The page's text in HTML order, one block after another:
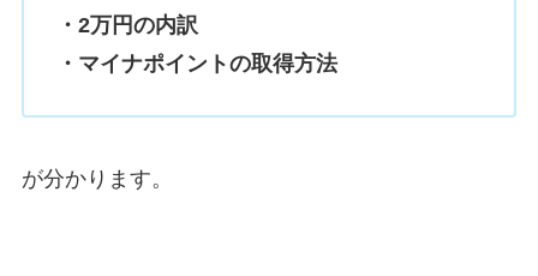
・2万円の内訳
・マイナポイントの取得方法
が分かります。